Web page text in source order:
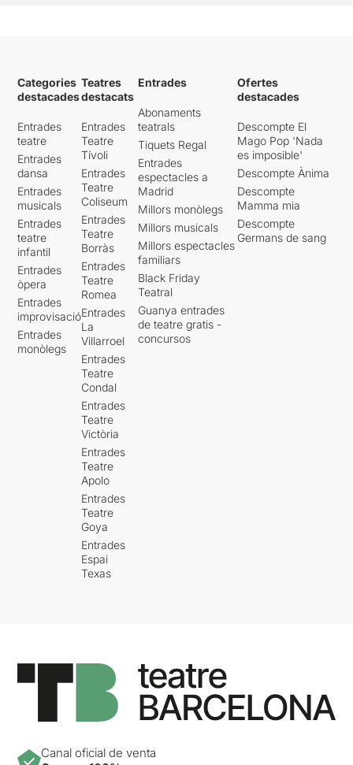
Categories
destacades
Entrades
teatre
Entrades
dansa
Entrades
musicals
Entrades
teatre
infantil
Entrades
òpera
Entrades
improvisació
Entrades
monòlegs
Teatres
destacats
Entrades
Teatre
Tívoli
Entrades
Teatre
Coliseum
Entrades
Teatre
Borràs
Entrades
Teatre
Romea
Entrades
La
Villarroel
Entrades
Teatre
Condal
Entrades
Teatre
Victòria
Entrades
Teatre
Apolo
Entrades
Teatre
Goya
Entrades
Espai
Texas
Entrades
Abonaments
teatrals
Tiquets Regal
Entrades
espectacles a
Madrid
Millors monòlegs
Millors musicals
Millors espectacles
familiars
Black Friday
Teatral
Guanya entrades
de teatre gratis -
concursos
Ofertes
destacades
Descompte El
Mago Pop 'Nada
es imposible'
Descompte Ànima
Descompte
Mamma mia
Descompte
Germans de sang
Canal oficial de venta